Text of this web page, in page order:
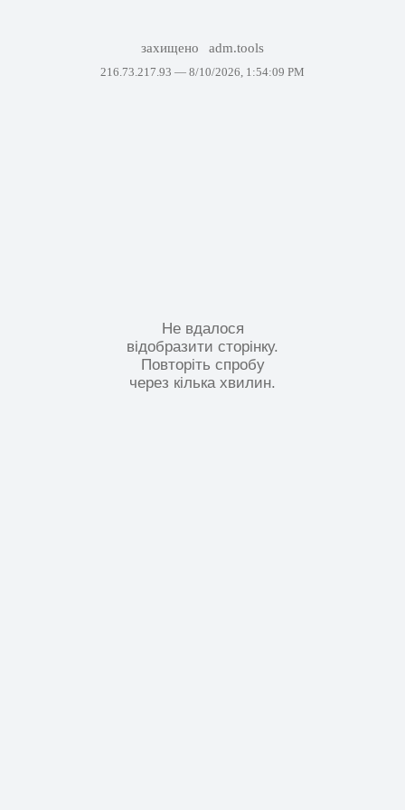
захищено adm.tools
216.73.217.93 — 8/10/2026, 1:54:09 PM
Не вдалося
відобразити сторінку.
Повторіть спробу
через кілька хвилин.